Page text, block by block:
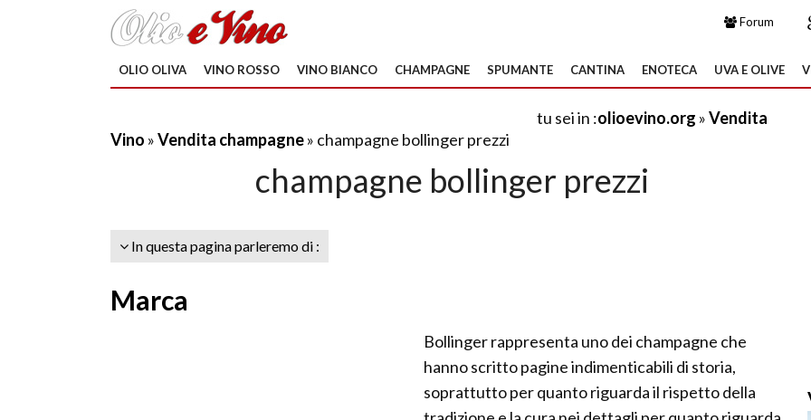
Forum
OLIO OLIVA VINO ROSSO VINO BIANCO CHAMPAGNE SPUMANTE CANTINA ENOTECA UVA E OLIVE
tu sei in :olioevino.org »Vendita
Vino »Vendita champagne» champagne bollinger prezzi
champagne bollinger prezzi
In questa pagina parleremo di :
Marca
Bollinger rappresenta uno dei champagne che
hanno scritto pagine indimenticabili di storia,
soprattutto per quanto riguarda il rispetto della